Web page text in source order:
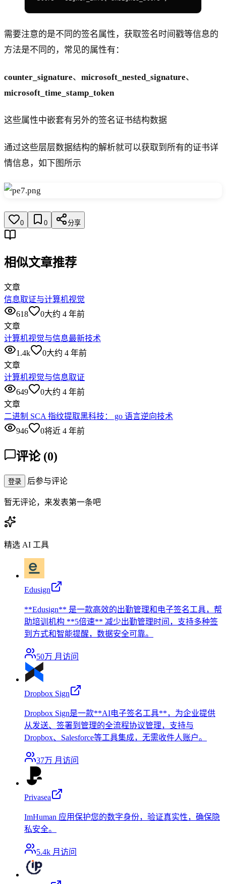
需要注意的是不同的签名属性，获取签名时间戳等信息的
方法是不同的，常见的属性有：
counter_signature、 microsoft_nested_signature、
microsoft_time_stamp_token
这些属性中嵌套有另外的签名证书结构数据
通过这些层层数据结构的解析就可以获取到所有的证书详
情信息，如下图所示
0 0 分享
相似文章推荐
文章
信息取证与计算机视觉
618
0大约 4 年前
文章
计算机视觉与信息最新技术
1.4k
0大约 4 年前
文章
计算机视觉与信息取证
649
0大约 4 年前
文章
二进制 SCA 指纹提取黑科技： go 语言逆向技术
946
0将近 4 年前
评论 (0)
登录 后参与评论
暂无评论，来发表第一条吧
精选 AI 工具
Edusign
**Edusign** 是一款高效的出勤管理和电子签名工具，帮
助培训机构 **5倍速** 减少出勤管理时间，支持多种签
到方式和智能提醒，数据安全可靠。
50万 月访问
Dropbox Sign
Dropbox Sign是一款**AI电子签名工具**，为企业提供
从发送、签署到管理的全流程协议管理，支持与
Dropbox、Salesforce等工具集成，无需收件人账户。
37万 月访问
Privasea
ImHuman 应用保护您的数字身份，验证真实性，确保隐
私安全。
5.4k 月访问